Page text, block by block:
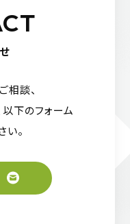
相談、
以下のフォーム
い。